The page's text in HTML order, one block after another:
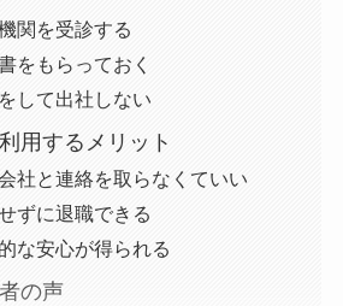
関を受診する
をもらっておく
して出社しない
用するメリット
社と連絡を取らなくていい
ずに退職できる
な安心が得られる
の声